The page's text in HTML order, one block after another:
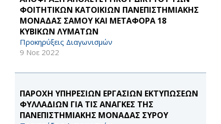
ΦΟΙΤΗΤΙΚΩΝ ΚΑΤΟΙΚΙΩΝ ΠΑΝΕΠΙΣΤΗΜΙΑΚΗΣ
ΜΟΝΑΔΑΣ ΣΑΜΟΥ ΚΑΙ ΜΕΤΑΦΟΡΑ 18
ΚΥΒΙΚΩΝ ΛΥΜΑΤΩΝ
Προκηρύξεις Διαγωνισμών
9 Νοε 2022
ΠΑΡΟΧΗ ΥΠΗΡΕΣΙΩΝ ΕΡΓΑΣΙΩΝ ΕΚΤΥΠΩΣΕΩΝ
ΦΥΛΛΑΔΙΩΝ ΓΙΑ ΤΙΣ ΑΝΑΓΚΕΣ ΤΗΣ
ΠΑΝΕΠΙΣΤΗΜΙΑΚΗΣ ΜΟΝΑΔΑΣ ΣΥΡΟΥ